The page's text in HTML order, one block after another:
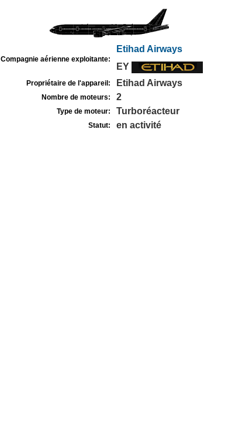
Compagnie aérienne exploitante:
Etihad Airways
EY
Propriétaire de l'appareil: Etihad Airways
Nombre de moteurs: 2
Type de moteur: Turboréacteur
Statut: en activité